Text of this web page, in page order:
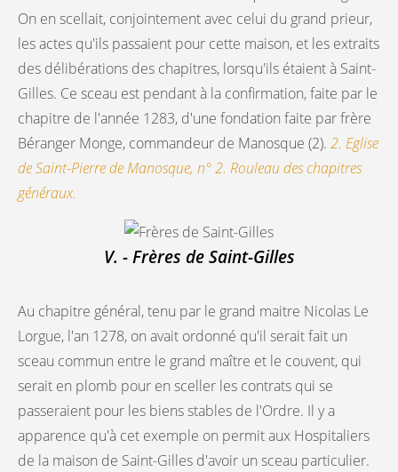
On en scellait, conjointement avec celui du grand prieur,
les actes qu'ils passaient pour cette maison, et les extraits
des délibérations des chapitres, lorsqu'ils étaient à Saint-
Gilles. Ce sceau est pendant à la confirmation, faite par le
chapitre de l'année 1283, d'une fondation faite par frère
Béranger Monge, commandeur de Manosque (2). 2. Eglise
de Saint-Pierre de Manosque, n° 2. Rouleau des chapitres
généraux.
V. - Frères de Saint-Gilles
Au chapitre général, tenu par le grand maitre Nicolas Le
Lorgue, l'an 1278, on avait ordonné qu'il serait fait un
sceau commun entre le grand maître et le couvent, qui
serait en plomb pour en sceller les contrats qui se
passeraient pour les biens stables de l'Ordre. Il y a
apparence qu'à cet exemple on permit aux Hospitaliers
de la maison de Saint-Gilles d'avoir un sceau particulier.